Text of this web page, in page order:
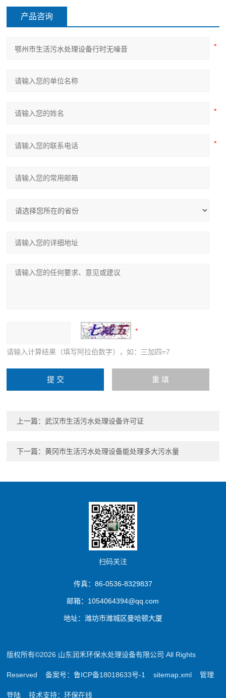
产品咨询
请输入计算结果（填写阿拉伯数字），如：三加四=7
上一篇：武汉市生活污水处理设备许可证
下一篇：黄冈市生活污水处理设备能处理多大污水量
扫码关注
传真：86-0536-8329837
邮箱：1054064394@qq.com
地址：潍坊市潍城区曼哈顿大厦
版权所有©2026 山东润禾环保水处理设备有限公司 All Rights
Reserved备案号：鲁ICP备18018633号-1 sitemap.xml 管理
登陆 技术支持：环保在线